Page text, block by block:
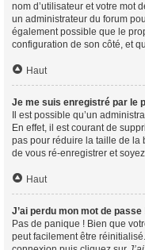
nom d’utilisateur et votre mot
un administrateur du forum
également possible que le
configuration de son côté, et
Haut
Je me suis enregistré par le
Il est possible qu’un
En effet, il est courant de
pas pour réduire la taille de la
de vous ré-enregistrer et
Haut
J’ai perdu mon mot de passe
Pas de panique ! Bien que
peut facilement être